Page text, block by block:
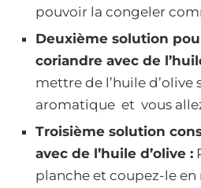
pouvoir la congeler
Deuxième solution
coriandre avec de
mettre de l’huile d’olive
aromatique et vous
Troisième solution
avec de l’huile d’olive :
planche et coupez-le en